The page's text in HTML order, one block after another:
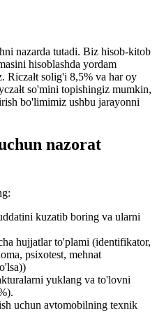
nazarda tutadi. Biz hisob-kitob
hisoblashda yordam
Riczałt solig'i 8,5% va har oy
so'mini topishingiz mumkin,
bo'limimiz ushbu jarayonni
nazorat
kuzatib boring va ularni
hujjatlar to'plami (identifikator,
psixotest, mehnat
yuklang va to'lovni
uchun avtomobilning texnik